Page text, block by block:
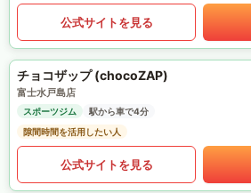
公式サイトを見る
チョコザップ (chocoZAP)
富士水戸島店
スポーツジム
駅から車で4分
隙間時間を活用したい人
公式サイトを見る